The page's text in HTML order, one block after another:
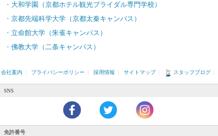
大和学園（京都ホテル観光ブライダル専門学校）
京都先端科学大学（京都太秦キャンパス）
立命館大学（朱雀キャンパス）
佛教大学（二条キャンパス）
会社案内 プライバシーポリシー 採用情報 サイトマップ スタッフブログ
SNS
免許番号